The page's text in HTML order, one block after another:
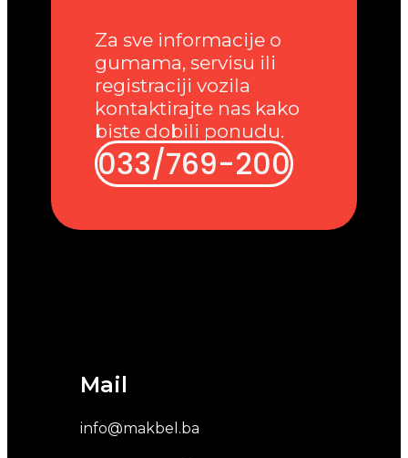
Mail
info@makbel.ba
Za sve informacije o
gumama, servisu ili
registraciji vozila
kontaktirajte nas kako
biste dobili ponudu.
033/769-200